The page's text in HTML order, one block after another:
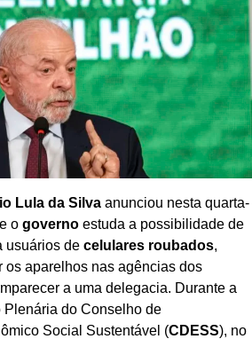
Lula da Silva anunciou nesta quarta-
o governo estuda a possibilidade de
usuários de celulares roubados,
os aparelhos nas agências dos
a uma delegacia. Durante a
Plenária do Conselho de
Social Sustentável (CDESS), no